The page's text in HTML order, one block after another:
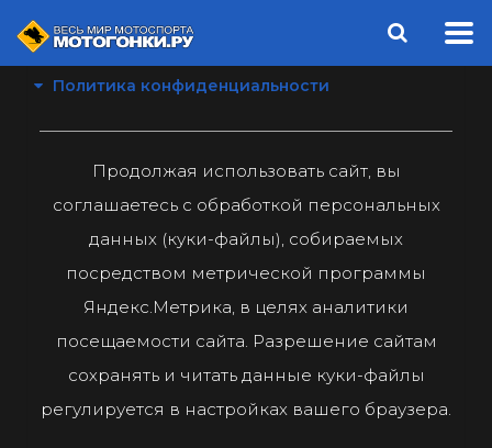
Политика конфиденциальности
Продолжая использовать сайт, вы
соглашаетесь с обработкой персональных
данных (куки-файлы), собираемых
посредством метрической программы
Яндекс.Метрика, в целях аналитики
посещаемости сайта. Разрешение сайтам
сохранять и читать данные куки-файлы
регулируется в настройках вашего браузера.